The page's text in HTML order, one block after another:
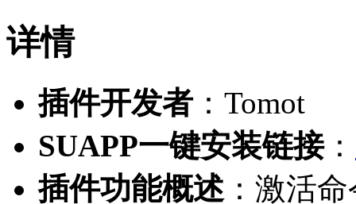
详情
插件开发者 ：Tomot
SUAPP一键安装链接：
插件功能概述 ：激活